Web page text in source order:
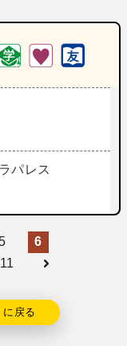
パレス
6
11
戻る